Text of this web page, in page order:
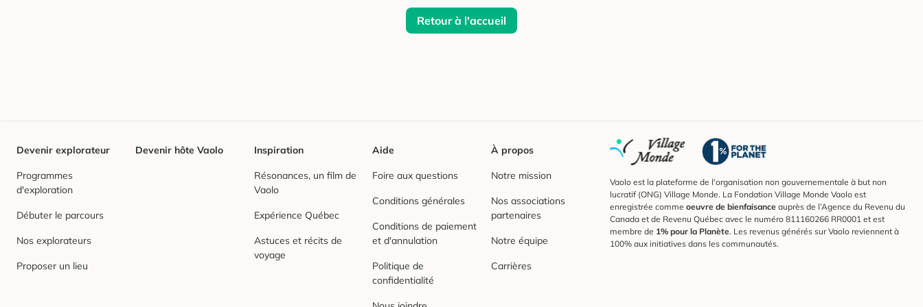
Retour à l'accueil
Devenir explorateur
Programmes
d'exploration
Débuter le parcours
Nos explorateurs
Proposer un lieu
Devenir hôte Vaolo Inspiration
Résonances, un film de
Vaolo
Expérience Québec
Astuces et récits de
voyage
Aide
Foire aux questions
Conditions générales
Conditions de paiement
et d'annulation
Politique de
confidentialité
À propos
Notre mission
Nos associations
partenaires
Notre équipe
Carrières
Vaolo est la plateforme de l'organisation non gouvernementale à but non
lucratif (ONG) Village Monde. La Fondation Village Monde Vaolo est
enregistrée comme oeuvre de bienfaisance auprès de l’Agence du Revenu du
Canada et de Revenu Québec avec le numéro 811160266 RR0001 et est
membre de 1% pour la Planète. Les revenus générés sur Vaolo reviennent à
100% aux initiatives dans les communautés.